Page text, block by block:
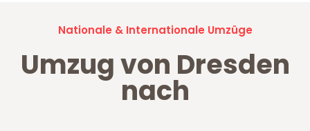
Nationale & Internationale Umzüge
Umzug von Dresden
nach